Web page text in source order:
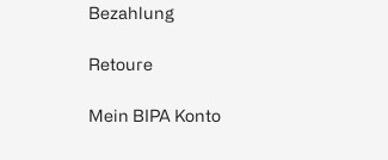
Bezahlung
Retoure
Mein BIPA Konto